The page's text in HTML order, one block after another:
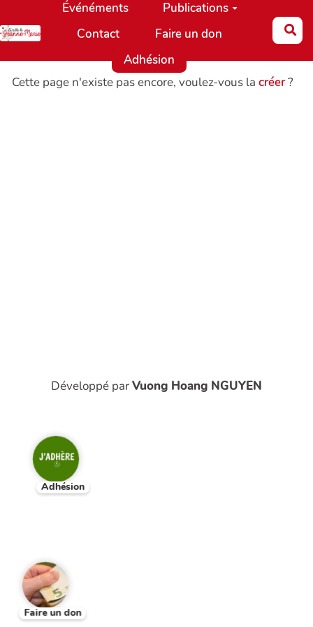
Aller au contenu principal
Événéments
Publications
Contact
Faire un don
Adhésion
Cette page n'existe pas encore, voulez-vous la créer?
Développé parVuong Hoang NGUYEN
Adhésion
Faire un don